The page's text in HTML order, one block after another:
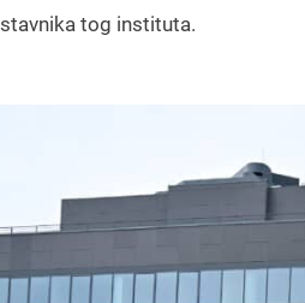
tog instituta.